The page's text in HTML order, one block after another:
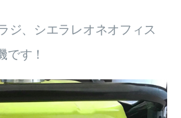
ジ、シエラレオネオフィス
です！